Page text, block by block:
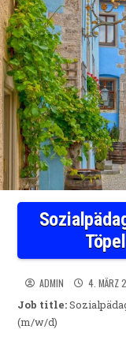
ADMIN 4. MÄRZ
Job title:
(m/w/d)